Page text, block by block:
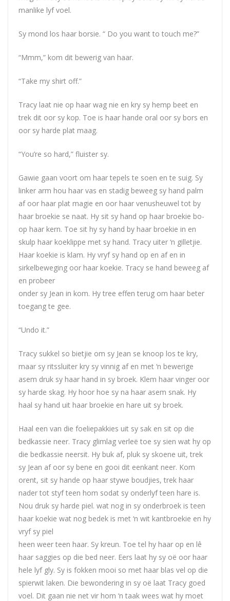
manlike lyf voel.
Sy mond los haar borsie. “ Do you want to touch me?”
“Mmm,” kom dit bewerig van haar.
“Take my shirt off.”
Tracy laat nie op haar wag nie en kry sy hemp beet en
trek dit oor sy kop. Toe is haar hande oral oor sy bors en
oor sy harde plat maag.
“You’re so hard,” fluister sy.
Gawie gaan voort om haar tepels te soen en te suig. Sy
linker arm hou haar vas en stadig beweeg sy hand palm
af oor haar plat magie en oor haar venusheuwel tot by
haar broekie se naat. Hy sit sy hand op haar broekie bo-
op haar kern. Toe sit hy sy hand by haar broekie in en
skulp haar koeklippe met sy hand. Tracy uiter ‘n gilletjie.
Haar koekie is klam. Hy vryf sy hand op en af en in
sirkelbeweging oor haar koekie. Tracy se hand beweeg af
en probeer
onder sy Jean in kom. Hy tree effen terug om haar beter
toegang te gee.
“Undo it.”
Tracy sukkel so bietjie om sy Jean se knoop los te kry,
maar sy ritssluiter kry sy vinnig af en met ‘n bewerige
asem druk sy haar hand in sy broek. Klem haar vinger oor
sy harde skag. Hy hoor hoe sy na haar asem snak. Hy
haal sy hand uit haar broekie en hare uit sy broek.
Haal een van die foeliepakkies uit sy sak en sit op die
bedkassie neer. Tracy glimlag verleë toe sy sien wat hy op
die bedkassie neersit. Hy buk af, pluk sy skoene uit, trek
sy Jean af oor sy bene en gooi dit eenkant neer. Kom
orent, sit sy hande op haar stywe boudjies, trek haar
nader tot styf teen hom sodat sy onderlyf teen hare is.
Nou druk sy harde piel. wat nog in sy onderbroek is teen
haar koekie wat nog bedek is met ‘n wit kantbroekie en hy
vryf sy piel
heen weer teen haar. Sy kreun. Toe tel hy haar op en lê
haar saggies op die bed neer. Eers laat hy sy oë oor haar
hele lyf gly. Sy is fokken mooi so met haar blas vel op die
spierwit laken. Die bewondering in sy oë laat Tracy goed
voel. Dit gaan nie net vir hom ‘n taak wees wat hy moet